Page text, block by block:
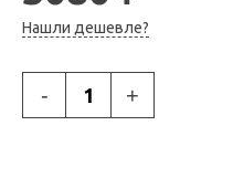
Нашли дешевле?
- +